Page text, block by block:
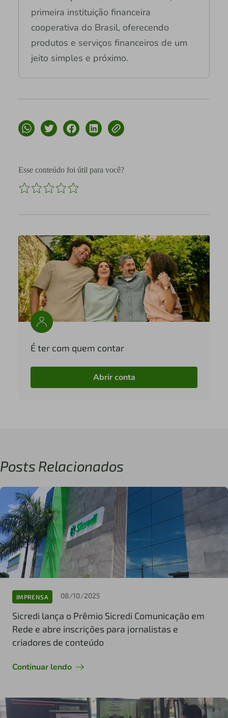
primeira instituição financeira
cooperativa do Brasil, oferecendo
produtos e serviços financeiros de um
jeito simples e próximo.
Esse conteúdo foi útil para você?
É ter com quem contar
Abrir conta
Posts Relacionados
IMPRENSA 08/10/2025
Sicredi lança o Prêmio Sicredi Comunicação em
Rede e abre inscrições para jornalistas e
criadores de conteúdo
Continuar lendo